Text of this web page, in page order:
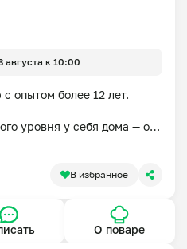
августа к 10:00
опытом более 12 лет.
уровня у себя дома — от
азиатской и русской
семейного ужина,
В избранное
О поваре